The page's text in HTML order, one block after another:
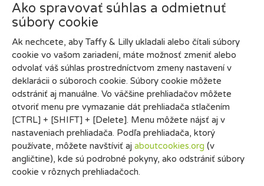
Ako spravovať súhlas a odmietnuť
súbory cookie
Ak nechcete, aby Taffy & Lilly ukladali alebo čítali súbory
cookie vo vašom zariadení, máte možnosť zmeniť alebo
odvolať váš súhlas prostredníctvom zmeny nastavení v
deklarácii o súboroch cookie. Súbory cookie môžete
odstrániť aj manuálne. Vo väčšine prehliadačov môžete
otvoriť menu pre vymazanie dát prehliadača stlačením
[CTRL] + [SHIFT] + [Delete]. Menu môžete nájsť aj v
nastaveniach prehliadača. Podľa prehliadača, ktorý
používate, môžete navštíviť aj aboutcookies.org (v
angličtine), kde sú podrobné pokyny, ako odstrániť súbory
cookie v rôznych prehliadačoch.